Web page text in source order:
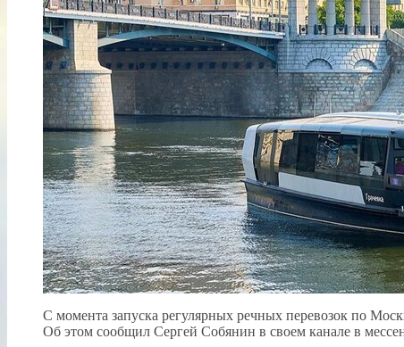
С момента запуска регулярных речных перевозок по
Об этом сообщил Сергей Собянин в своем канале в